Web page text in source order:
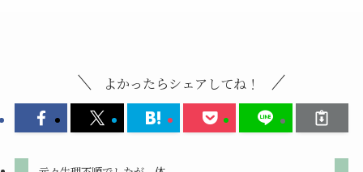
よかったらシェアしてね！